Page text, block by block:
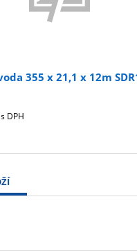
355 x 21,1 x 12m
s DPH